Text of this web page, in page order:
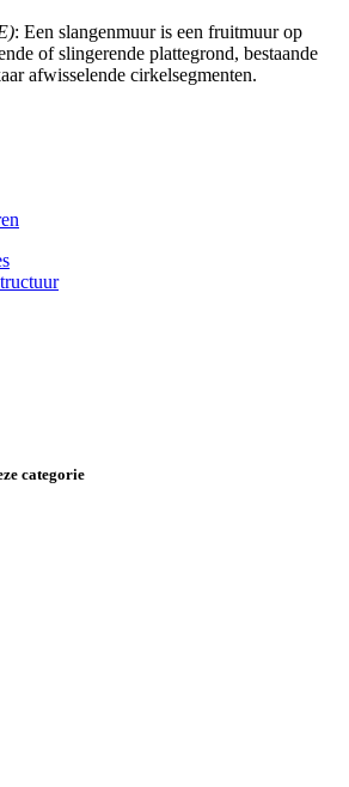
: Een slangenmuur is een fruitmuur op
of slingerende plattegrond, bestaande
afwisselende cirkelsegmenten.
categorie